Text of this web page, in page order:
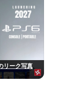
リーク写真